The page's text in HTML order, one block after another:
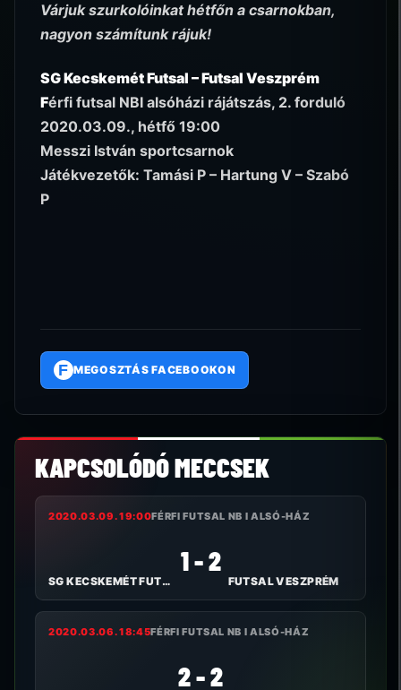
Várjuk szurkolóinkat hétfőn a csarnokban,
nagyon számítunk rájuk!
SG Kecskemét Futsal – Futsal Veszprém
Férfi futsal NBI alsóházi rájátszás, 2. forduló
2020.03.09., hétfő 19:00
Messzi István sportcsarnok
Játékvezetők: Tamási P – Hartung V – Szabó
P
F MEGOSZTÁS FACEBOOKON
KAPCSOLÓDÓ MECCSEK
2020.03.09. 19:00FÉRFI FUTSAL NB I ALSÓ-HÁZ
SG KECSKEMÉT FUTSAL
1 - 2
FUTSAL VESZPRÉM
2020.03.06. 18:45FÉRFI FUTSAL NB I ALSÓ-HÁZ
2 - 2